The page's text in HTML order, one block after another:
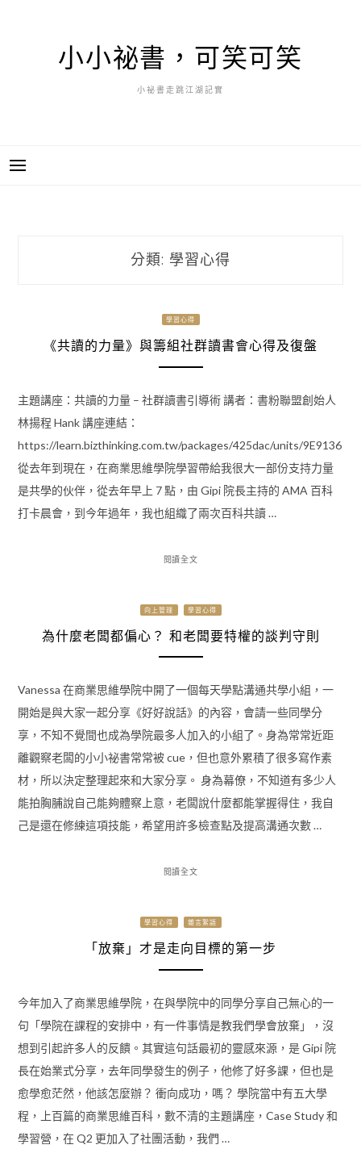
小小祕書，可笑可笑
小祕書走跳江湖記實
分類: 學習心得
學習心得
《共讀的力量》與籌組社群讀書會心得及復盤
主題講座：共讀的力量 – 社群讀書引導術 講者：書粉聯盟創始人
林揚程 Hank 講座連結：
https://learn.bizthinking.com.tw/packages/425dac/units/9E9136
從去年到現在，在商業思維學院學習帶給我很大一部份支持力量
是共學的伙伴，從去年早上 7 點，由 Gipi 院長主持的 AMA 百科
打卡晨會，到今年過年，我也組織了兩次百科共讀 …
閱讀全文
向上管理 學習心得
為什麼老闆都偏心？ 和老闆要特權的談判守則
Vanessa 在商業思維學院中開了一個每天學點溝通共學小組，一
開始是與大家一起分享《好好說話》的內容，會請一些同學分
享，不知不覺間也成為學院最多人加入的小組了。身為常常近距
離觀察老闆的小小祕書常常被 cue，但也意外累積了很多寫作素
材，所以決定整理起來和大家分享。 身為幕僚，不知道有多少人
能拍胸脯說自己能夠體察上意，老闆說什麼都能掌握得住，我自
己是還在修練這項技能，希望用許多檢查點及提高溝通次數 …
閱讀全文
學習心得 雜言絮語
「放棄」才是走向目標的第一步
今年加入了商業思維學院，在與學院中的同學分享自己無心的一
句「學院在課程的安排中，有一件事情是教我們學會放棄」，沒
想到引起許多人的反饋。其實這句話最初的靈感來源，是 Gipi 院
長在始業式分享，去年同學發生的例子，他修了好多課，但也是
愈學愈茫然，他該怎麼辦？ 衝向成功，嗎？ 學院當中有五大學
程，上百篇的商業思維百科，數不清的主題講座，Case Study 和
學習營，在 Q2 更加入了社團活動，我們 …